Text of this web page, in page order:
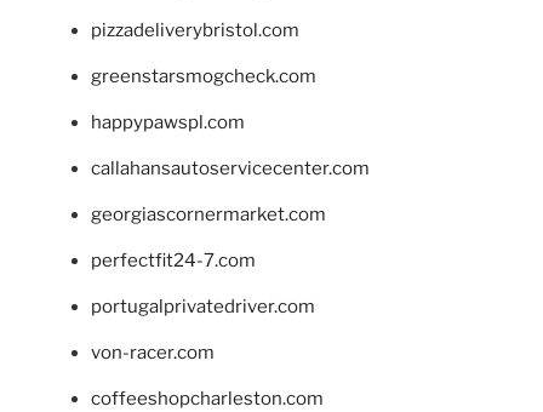
pizzadeliverybristol.com
greenstarsmogcheck.com
happypawspl.com
callahansautoservicecenter.com
georgiascornermarket.com
perfectfit24-7.com
portugalprivatedriver.com
von-racer.com
coffeeshopcharleston.com